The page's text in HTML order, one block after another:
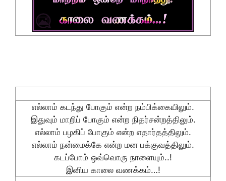
எல்லாம் கடந்து போகும் என்ற நம்பிக்கையிலும்.
இதுவும் மாறிப் போகும் என்ற நிதர்சன்றத்திலும்.
எல்லாம் பழகிப் போகும் என்ற எதார்தத்திலும்.
எல்லாம் நன்மைக்கே என்ற மன பக்குவத்திலும்.
கடப்போம் ஒவ்வொரு நாளையும்..!
இனிய காலை வணக்கம்…!